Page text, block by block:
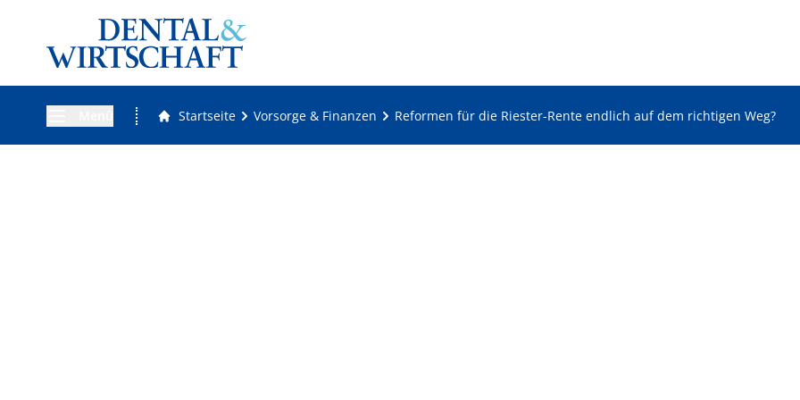
Startseite Vorsorge & Finanzen Reformen für die Riester-Rente endlich auf dem richtigen Weg?